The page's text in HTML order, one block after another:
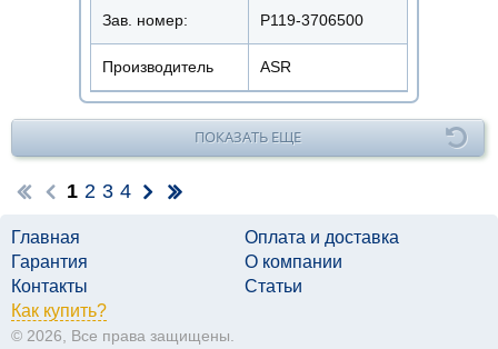
Зав. номер: Р119-3706500
Производитель ASR
ПОКАЗАТЬ ЕЩЕ
1 2 3 4
Главная
Оплата и доставка
Гарантия
О компании
Контакты
Статьи
Как купить?
© 2026, Все права защищены.